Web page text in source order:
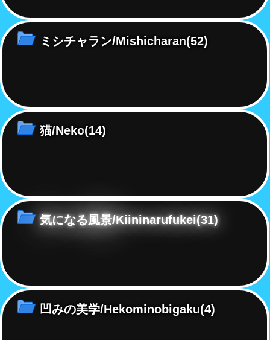
ミシチャラン/Mishicharan(52)
猫/Neko(14)
気になる風景/Kiininarufukei(31)
凹みの美学/Hekominobigaku(4)